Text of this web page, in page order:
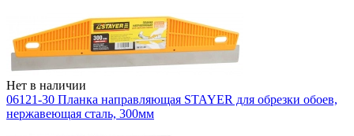
Нет в наличии
06121-30 Планка направляющая STAYER для обрезки обоев,
нержавеющая сталь, 300мм